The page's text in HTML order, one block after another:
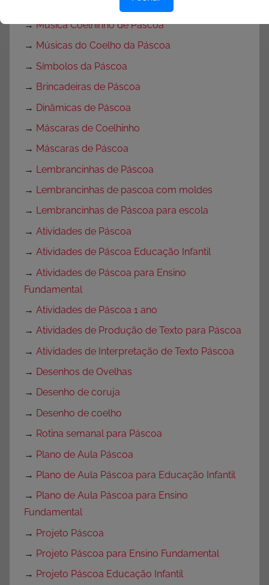
→Música Coelhinho de Páscoa
→ Músicas do Coelho da Páscoa
→ Símbolos da Páscoa
→ Brincadeiras de Páscoa
→ Dinâmicas de Páscoa
→ Máscaras de Coelhinho
→ Máscaras de Páscoa
→ Lembrancinhas de Páscoa
→ Lembrancinhas de pascoa com moldes
→ Lembrancinhas de Páscoa para escola
→ Atividades de Páscoa
→ Atividades de Páscoa Educação Infantil
→ Atividades de Páscoa para Ensino
Fundamental
→ Atividades de Páscoa 1 ano
→ Atividades de Produção de Texto para Páscoa
→ Atividades de Interpretação de Texto Páscoa
→ Desenhos de Ovelhas
→ Desenho de coruja
→ Desenho de coelho
→ Rotina semanal para Páscoa
→ Plano de Aula Páscoa
→ Plano de Aula Páscoa para Educação Infantil
→ Plano de Aula Páscoa para Ensino
Fundamental
→ Projeto Páscoa
→ Projeto Páscoa para Ensino Fundamental
→ Projeto Páscoa Educação Infantil